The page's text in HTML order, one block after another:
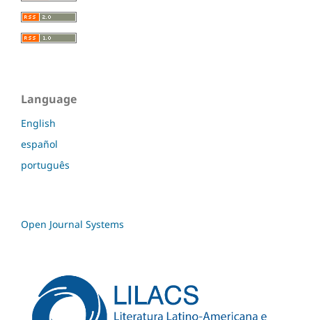
Language
English
español
português
Open Journal Systems